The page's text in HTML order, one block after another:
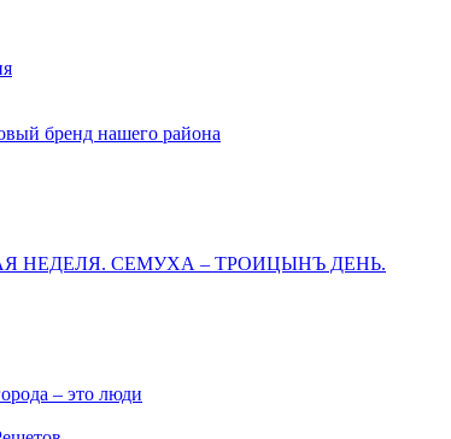
бренд нашего района
НЕДЕЛЯ. СЕМУХА – ТРОИЦЫНЪ ДЕНЬ.
– это люди